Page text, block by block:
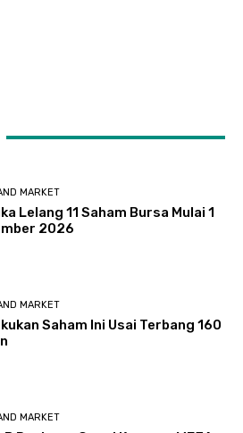
MARKET
Lelang 11 Saham Bursa Mulai 1
2026
MARKET
Saham Ini Usai Terbang 160
MARKET